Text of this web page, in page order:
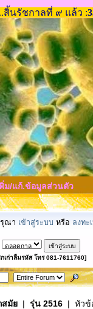
พิ่ม/แก้.ข้อมูลส่วนตัว
ณา เข้าสู่ระบบ หรือ ลงทะ
เก่าลืมรหัส โทร 081-7611760]
สมัย| รุ่น 2516| หัวข้